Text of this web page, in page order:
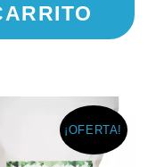
$ 750.00.$
¡OFERTA!